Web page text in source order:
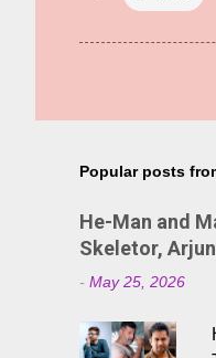
Popular posts
He-Man and
Skeletor,
- May 25, 2026